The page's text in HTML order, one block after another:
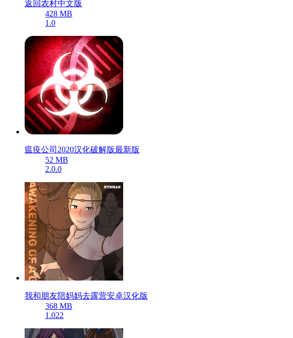
返回农村中文版
428 MB
1.0
瘟疫公司2020汉化破解版最新版
52 MB
2.0.0
我和朋友陪妈妈去露营安卓汉化版
368 MB
1.022